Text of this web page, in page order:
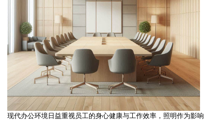
现代办公环境日益重视员工的身心健康与工作效率，照明作为影响